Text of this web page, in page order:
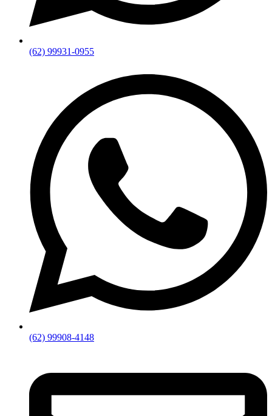
(62) 99931-0955
(62) 99908-4148